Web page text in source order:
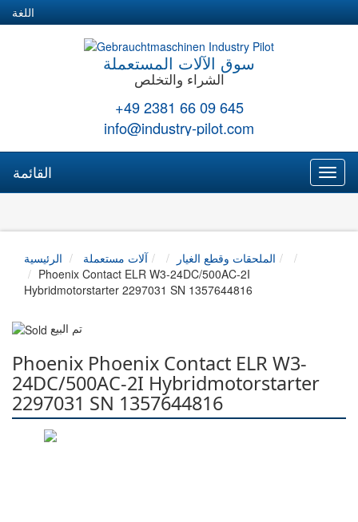
اللغة
سوق الآلات المستعملة
الشراء والتخلص
+49 2381 66 09 645
info@industry-pilot.com
القائمة
الرئيسية آلات مستعملة
الملحقات وقطع الغيار
Phoenix Contact ELR W3-24DC/500AC-2I
Hybridmotorstarter 2297031 SN 1357644816
تم البيع
Phoenix Phoenix Contact ELR W3-
24DC/500AC-2I Hybridmotorstarter
2297031 SN 1357644816